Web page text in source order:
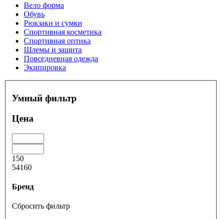
Вело форма
Обувь
Рюкзаки и сумки
Спортивная косметика
Спортивная оптика
Шлемы и защита
Повседневная одежда
Экипировка
Умный фильтр
Цена
150
54160
Бренд
Сбросить фильтр